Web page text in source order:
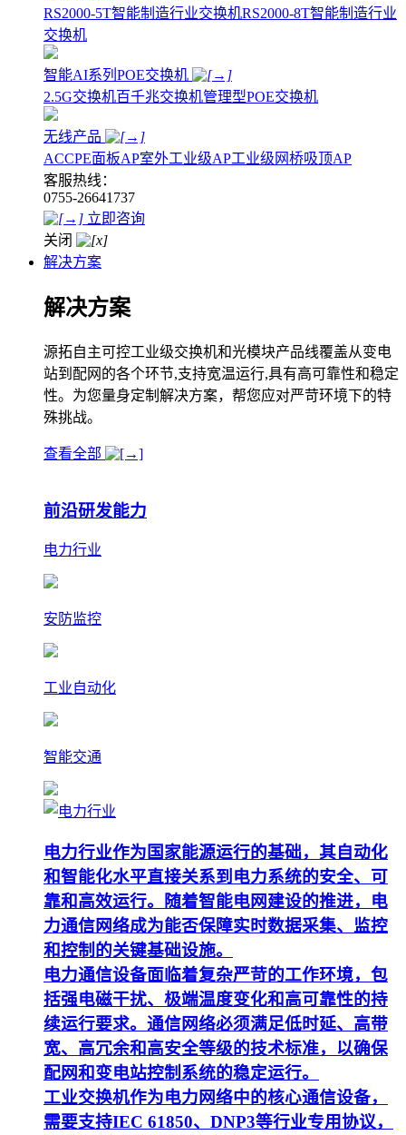
RS2000-5T智能制造行业交换机RS2000-8T智能制造行业
交换机
智能AI系列POE交换机
2.5G交换机百千兆交换机管理型POE交换机
无线产品
ACCPE面板AP室外工业级AP工业级网桥吸顶AP
客服热线：
0755-26641737
立即咨询
关闭
解决方案
解决方案
源拓自主可控工业级交换机和光模块产品线覆盖从变电
站到配网的各个环节,支持宽温运行,具有高可靠性和稳定
性。为您量身定制解决方案，帮您应对严苛环境下的特
殊挑战。
查看全部
前沿研发能力
电力行业
安防监控
工业自动化
智能交通
电力行业作为国家能源运行的基础，其自动化
和智能化水平直接关系到电力系统的安全、可
靠和高效运行。随着智能电网建设的推进，电
力通信网络成为能否保障实时数据采集、监控
和控制的关键基础设施。
电力通信设备面临着复杂严苛的工作环境，包
括强电磁干扰、极端温度变化和高可靠性的持
续运行要求。通信网络必须满足低时延、高带
宽、高冗余和高安全等级的技术标准，以确保
配网和变电站控制系统的稳定运行。
工业交换机作为电力网络中的核心通信设备，
需要支持IEC 61850、DNP3等行业专用协议，